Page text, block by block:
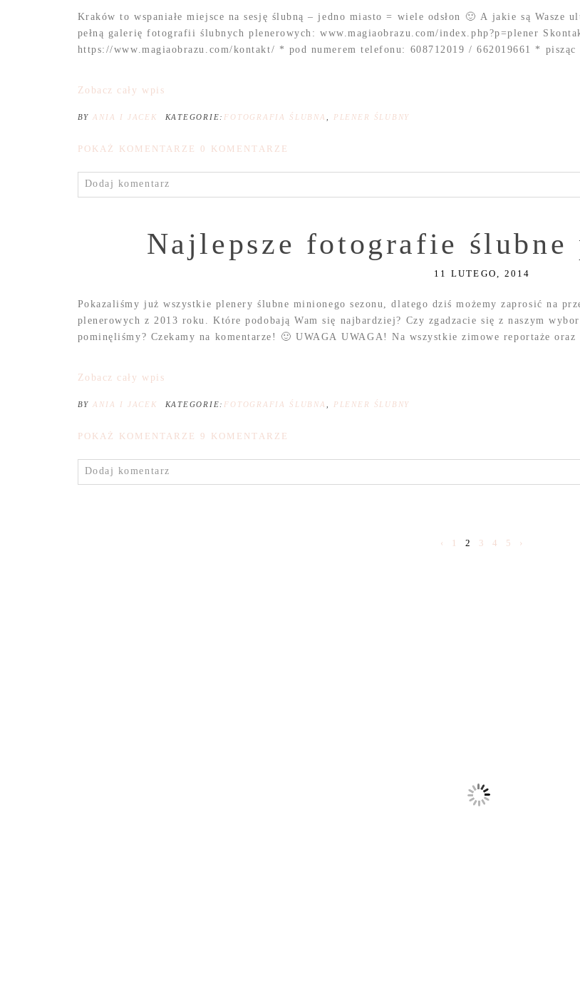
Kraków to wspaniałe miejsce na sesję ślubną – jedno miasto = wiele odsłon 🙂 A jakie są Wasze
pełną galerię fotografii ślubnych plenerowych: www.magiaobrazu.com/index.php?p=plener
https://www.magiaobrazu.com/kontakt/ * pod numerem telefonu: 608712019 / 662019661 * pisząc
Zobacz cały wpis
BY ANIA I JACEK KATEGORIE: FOTOGRAFIA ŚLUBNA PLENER ŚLUBNY
POKAŻ KOMENTARZE 0 KOMENTARZE
Dodaj komentarz
Najlepsze fotografie ślubne
11 LUTEGO, 2014
Pokazaliśmy już wszystkie plenery ślubne minionego sezonu, dlatego dziś możemy zaprosić na
plenerowych z 2013 roku. Które podobają Wam się najbardziej? Czy zgadzacie się z naszym
pominęliśmy? Czekamy na komentarze! 🙂 UWAGA UWAGA! Na wszystkie zimowe reportaże
Zobacz cały wpis
BY ANIA I JACEK KATEGORIE: FOTOGRAFIA ŚLUBNA PLENER ŚLUBNY
POKAŻ KOMENTARZE9 KOMENTARZE
Dodaj komentarz
‹ 1 2 3 4 5 ›